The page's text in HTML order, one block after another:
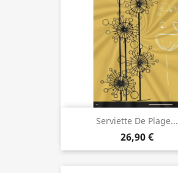
Serviette De Plage...
26,90 €